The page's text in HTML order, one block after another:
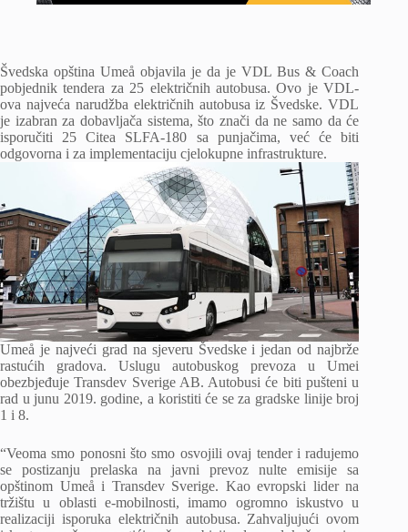
Švedska opština Umeå objavila je da je VDL Bus & Coach
pobjednik tendera za 25 električnih autobusa. Ovo je VDL-
ova najveća narudžba električnih autobusa iz Švedske. VDL
je izabran za dobavljača sistema, što znači da ne samo da će
isporučiti 25 Citea SLFA-180 sa punjačima, već će biti
odgovorna i za implementaciju cjelokupne infrastrukture.
Umeå je najveći grad na sjeveru Švedske i jedan od najbrže
rastućih gradova. Uslugu autobuskog prevoza u Umei
obezbjeđuje Transdev Sverige AB. Autobusi će biti pušteni u
rad u junu 2019. godine, a koristiti će se za gradske linije broj
1 i 8.
“Veoma smo ponosni što smo osvojili ovaj tender i radujemo
se postizanju prelaska na javni prevoz nulte emisije sa
opštinom Umeå i Transdev Sverige. Kao evropski lider na
tržištu u oblasti e-mobilnosti, imamo ogromno iskustvo u
realizaciji isporuka električnih autobusa. Zahvaljujući ovom